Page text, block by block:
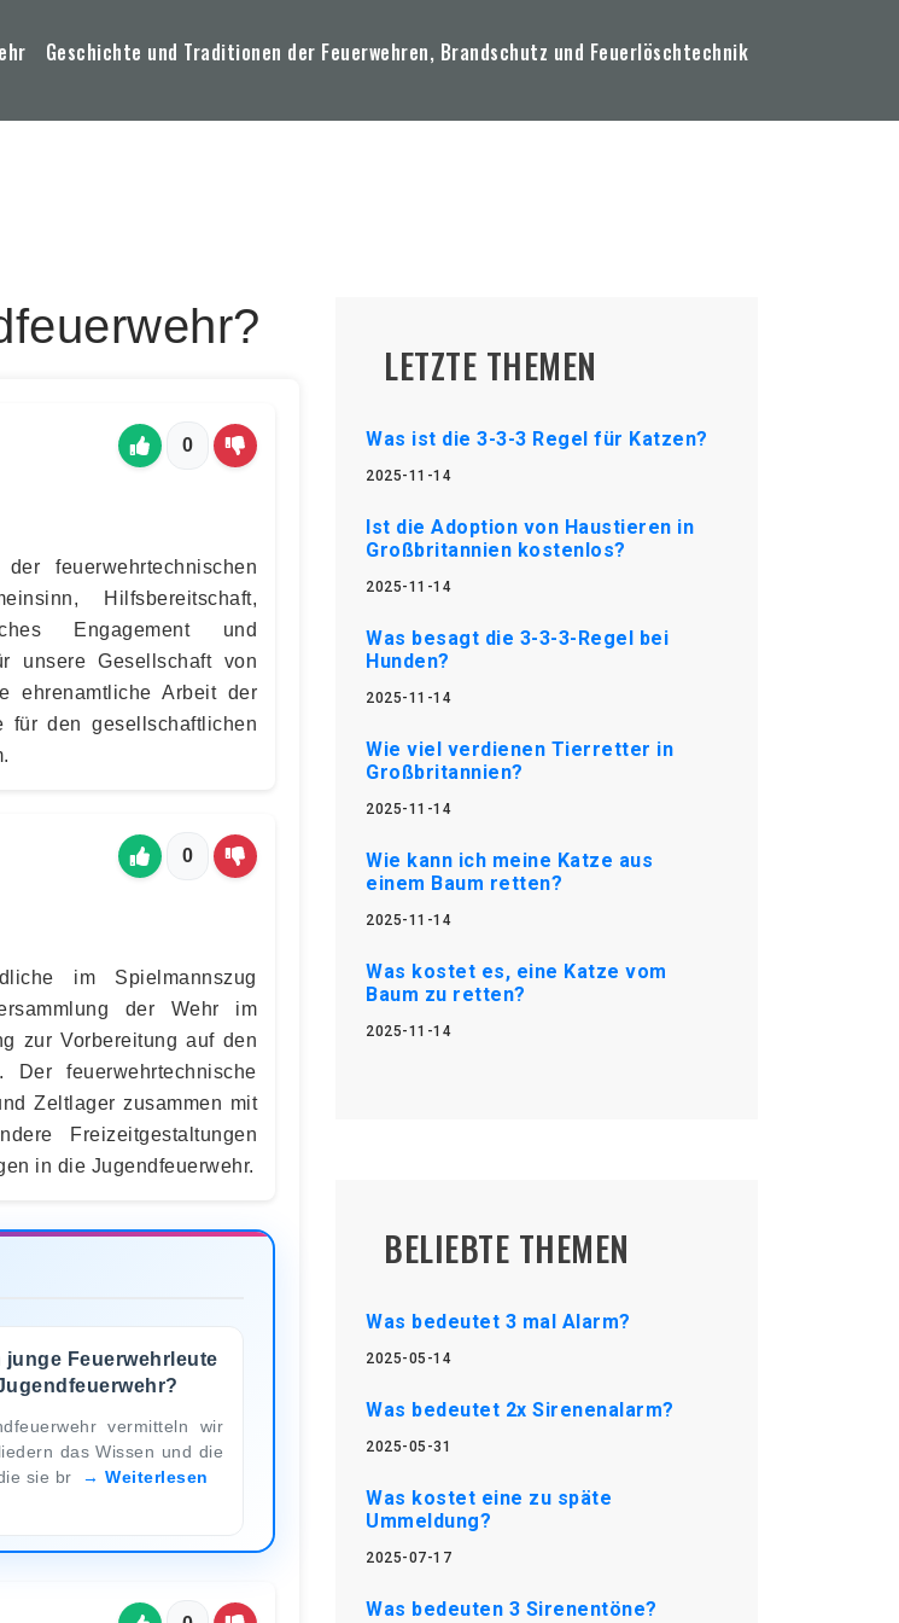
Geschichte und Traditionen der Feuerwehren, Brandschutz und Feuerlöschtechnik
0
feuerwehrtechnischen
Hilfsbereitschaft,
Engagement und
unsere Gesellschaft von
ehrenamtliche Arbeit der
für den gesellschaftlichen
0
im Spielmannszug
der Wehr im
zur Vorbereitung auf den
feuerwehrtechnische
Zeltlager zusammen mit
Freizeitgestaltungen
in die Jugendfeuerwehr.
junge Feuerwehrleute
vermitteln wir
das Wissen und die
sie br
Weiterlesen
LETZTE THEMEN
Was ist die 3-3-3 Regel für Katzen?
2025-11-14
Ist die Adoption von Haustieren in
Großbritannien kostenlos?
2025-11-14
Was besagt die 3-3-3-Regel bei
Hunden?
2025-11-14
Wie viel verdienen Tierretter in
Großbritannien?
2025-11-14
Wie kann ich meine Katze aus
einem Baum retten?
2025-11-14
Was kostet es, eine Katze vom
Baum zu retten?
2025-11-14
BELIEBTE THEMEN
Was bedeutet 3 mal Alarm?
2025-05-14
Was bedeutet 2x Sirenenalarm?
2025-05-31
Was kostet eine zu späte
Ummeldung?
2025-07-17
Was bedeuten 3 Sirenentöne?